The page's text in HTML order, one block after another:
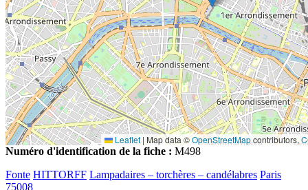
Leaflet |Map data ©OpenStreetMapcontributors,
Numéro d'identification de la fiche : M498
Fonte HITTORFF Lampadaires – torchères – candélabres Paris
75008